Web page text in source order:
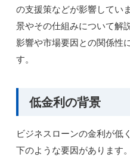
の支援策などが影響してい
景やその仕組みについて解
影響や市場要因との関係性
す。
低金利の背景
ビジネスローンの金利が低
下のような要因があります。